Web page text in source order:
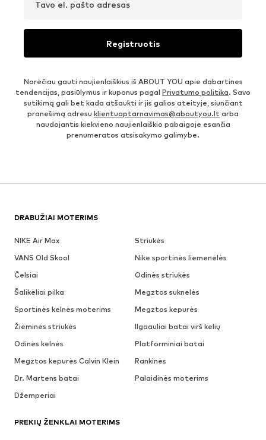
Tavo el. pašto adresas
Registruotis
Norėčiau gauti naujienlaiškius iš ABOUT YOU apie dabartines
tendencijas, pasiūlymus ir kuponus pagal Privatumo politika. Savo
sutikimą gali bet kada atšaukti ir jis galios ateityje, siunčiant
pranešimą adresu klientuaptarnavimas@aboutyou.lt arba
naudojantis kiekvieno naujienlaiškio pabaigoje esančia
prenumeratos atsisakymo galimybe.
DRABUŽIAI MOTERIMS
NIKE Air Max
Striukės
VANS Old Skool
Nike sportinės liemenėlės
Čelsiai
Odinės striukės
Šalikėliai pilka
Megztos suknelės
Sportinės kelnės moterims
Megztos kepurės
Žieminės striukės
Ilgaauliai batai virš kelių
Odinės kelnės
Platforminiai batai
Megztos kepurės Calvin Klein
Rankinės
Dr. Martens batai
Palaidinės moterims
Džemperiai
PREKIŲ ŽENKLAI MOTERIMS